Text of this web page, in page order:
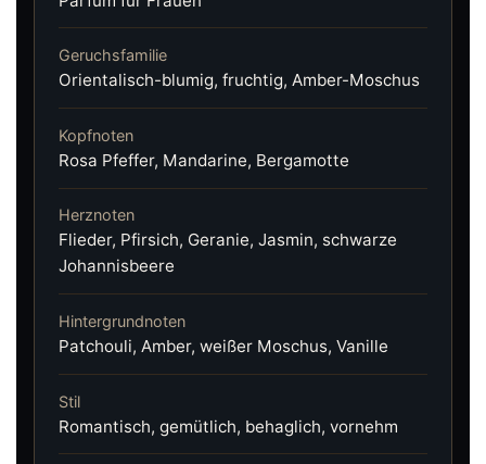
Geruchsfamilie
Orientalisch-blumig, fruchtig, Amber-Moschus
Kopfnoten
Rosa Pfeffer, Mandarine, Bergamotte
Herznoten
Flieder, Pfirsich, Geranie, Jasmin, schwarze
Johannisbeere
Hintergrundnoten
Patchouli, Amber, weißer Moschus, Vanille
Stil
Romantisch, gemütlich, behaglich, vornehm